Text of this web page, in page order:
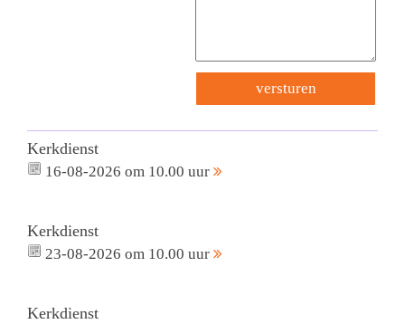
Kerkdienst
16-08-2026 om 10.00 uur
Kerkdienst
23-08-2026 om 10.00 uur
Kerkdienst